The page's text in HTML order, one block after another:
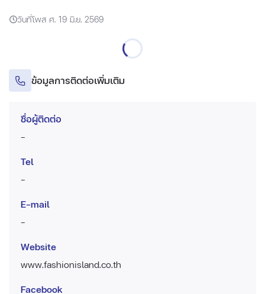
วันที่โพส ศ. 19 มิ.ย. 2569
ข้อมูลการติดต่อเพิ่มเติม
ชื่อผู้ติดต่อ
-
Tel
-
E-mail
-
Website
www.fashionisland.co.th
Facebook